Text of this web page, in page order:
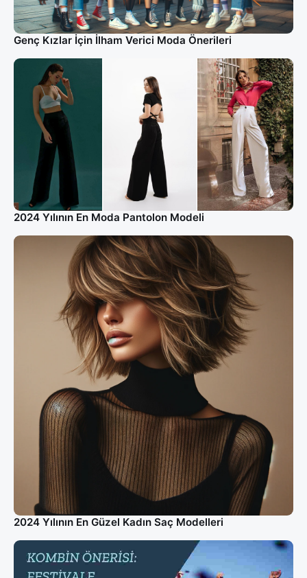
Genç Kızlar İçin İlham Verici Moda Önerileri
2024 Yılının En Moda Pantolon Modeli
2024 Yılının En Güzel Kadın Saç Modelleri